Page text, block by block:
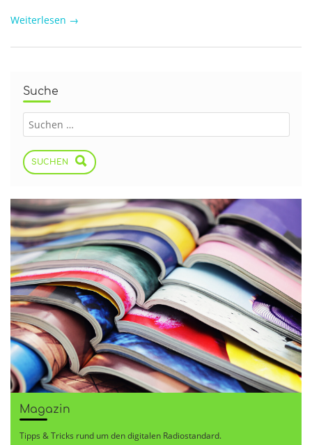
Weiterlesen →
Suche
SUCHEN
Magazin
Tipps & Tricks rund um den digitalen Radiostandard.